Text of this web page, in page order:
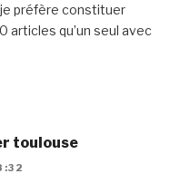
je préfère constituer
articles qu’un seul avec
toulouse